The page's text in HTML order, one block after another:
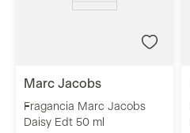
marc jacobs
Fragancia Marc Jacobs
Daisy Edt 50 ml